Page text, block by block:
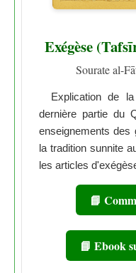
Exégèse
Sourate al-
Explication de
dernière partie du
enseignements
la tradition sunnite
les articles
📘
📘 Ebook